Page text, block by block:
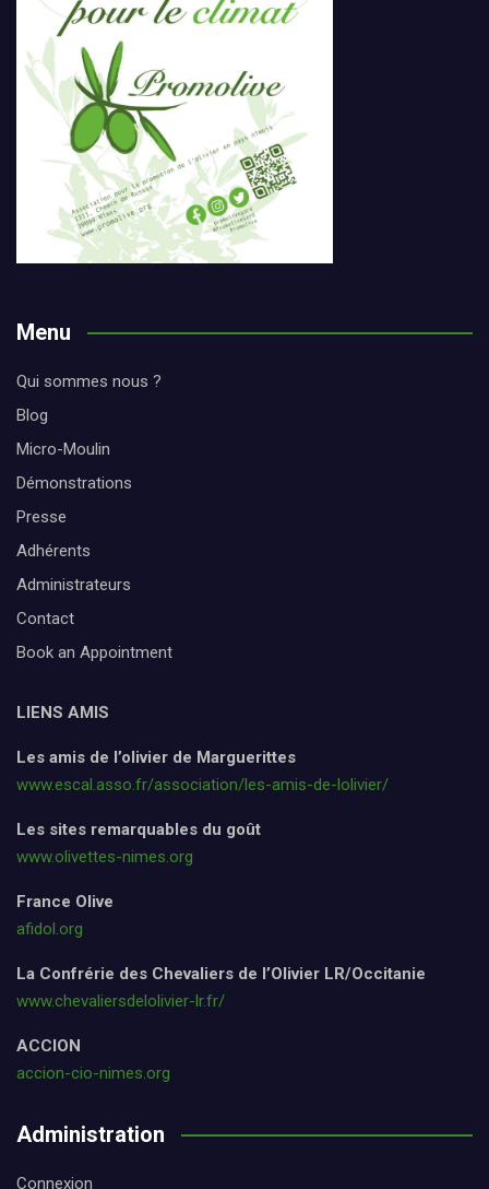
Menu
Qui sommes nous ?
Blog
Micro-Moulin
Démonstrations
Presse
Adhérents
Administrateurs
Contact
Book an Appointment
LIENS AMIS
Les amis de l’olivier de Marguerittes
www.escal.asso.fr/association/les-amis-de-lolivier/
Les sites remarquables du goût
www.olivettes-nimes.org
France Olive
afidol.org
La Confrérie des Chevaliers de l’Olivier LR/Occitanie
www.chevaliersdelolivier-lr.fr/
ACCION
accion-cio-nimes.org
Administration
Connexion